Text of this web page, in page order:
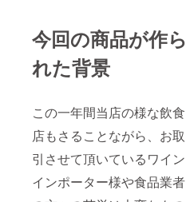
今回の商品が作ら
れた背景
この一年間当店の様な飲食
店もさることながら、お取
引させて頂いているワイン
インポーター様や食品業者